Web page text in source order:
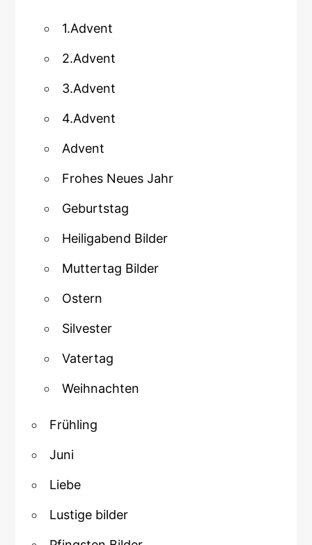
1.Advent
2.Advent
3.Advent
4.Advent
Advent
Frohes Neues Jahr
Geburtstag
Heiligabend Bilder
Muttertag Bilder
Ostern
Silvester
Vatertag
Weihnachten
Frühling
Juni
Liebe
Lustige bilder